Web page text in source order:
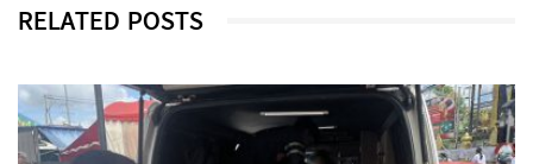
RELATED POSTS